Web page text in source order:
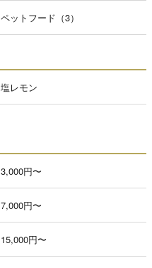
ペットフード（3）
塩レモン
3,000円〜
7,000円〜
15,000円〜